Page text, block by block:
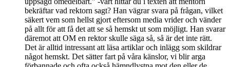
bekräftar vad rektorn sagt? Han vägrar svara på frågan, vilket
säkert vem som hellst gjort eftersom media vrider och vänder
på allt för att få det att se så hemskt ut som möjligt. Han svarar
däremot att OM en rektor skulle säga så, så är det inte rätt.
Det är alltid intressant att läsa artiklar och inlägg som skildrar
något hemskt. Det sätter fart på våra känslor, vi blir arga